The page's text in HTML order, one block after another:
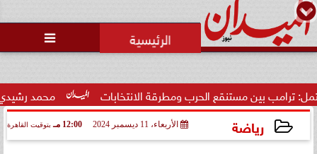

محمد رشيدي: لقاء مستنقع الحرب ومطرقة الانتخابات
رياضة الأربعاء، 11 ديسمبر 2024 12:00 مـ بتوقيت القاهرة